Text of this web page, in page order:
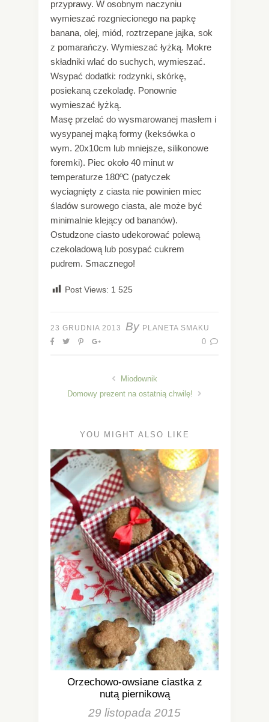
przyprawy. W osobnym naczyniu
wymieszać rozgniecionego na papkę
banana, olej, miód, roztrzepane jajka, sok
z pomarańczy. Wymieszać łyżką. Mokre
składniki wlać do suchych, wymieszać.
Wsypać dodatki: rodzynki, skórkę,
posiekaną czekoladę. Ponownie
wymieszać łyżką.
Masę przelać do wysmarowanej masłem i
wysypanej mąką formy (keksówka o
wym. 20x10cm lub mniejsze, silikonowe
foremki). Piec około 40 minut w
temperaturze 180ºC (patyczek
wyciagnięty z ciasta nie powinien miec
śladów surowego ciasta, ale może być
minimalnie klejący od bananów).
Ostudzone ciasto udekorować polewą
czekoladową lub posypać cukrem
pudrem. Smacznego!
Post Views: 1 525
23 GRUDNIA 2013 By PLANETA SMAKU
0
Miodownik
Domowy prezent na ostatnią chwilę!
YOU MIGHT ALSO LIKE
Orzechowo-owsiane ciastka z
nutą piernikową
29 listopada 2015